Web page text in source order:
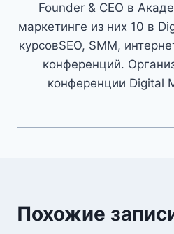
Founder & CEO в
маркетинге из них 10 в
курсовSEO, SMM,
конференций.
конференции Digital
Похожие